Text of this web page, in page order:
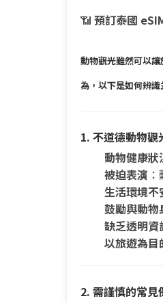
📶 預訂泰國
動物觀光雖然可以
為，以下是如何辨識
1. 不道德動物觀
動物健康狀
被迫表演
生活環境不
鼓勵與動物
缺乏透明資
以旅遊為目
2. 需謹慎的常見